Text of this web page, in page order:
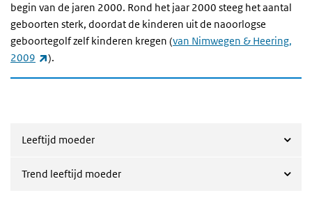
begin van de jaren 2000. Rond het jaar 2000 steeg het aantal
geboorten sterk, doordat de kinderen uit de naoorlogse
geboortegolf zelf kinderen kregen (van Nimwegen & Heering,
2009
(externe link)
).
Leeftijd moeder
Trend leeftijd moeder